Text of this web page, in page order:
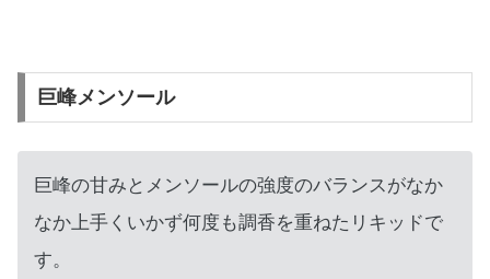
巨峰メンソール
巨峰の甘みとメンソールの強度のバランスがなか
なか上手くいかず何度も調香を重ねたリキッドで
す。